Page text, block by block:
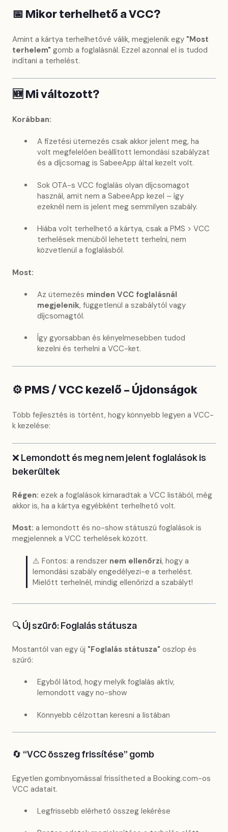
📅 Mikor terhelhető a VCC?
Amint a kártya terhelhetővé válik, megjelenik egy "Most
terhelem" gomb a foglalásnál. Ezzel azonnal el is tudod
indítani a terhelést.
🆕 Mi változott?
Korábban:
A fizetési ütemezés csak akkor jelent meg, ha
volt megfelelően beállított lemondási szabályzat
és a díjcsomag is SabeeApp által kezelt volt.
Sok OTA-s VCC foglalás olyan díjcsomagot
használ, amit nem a SabeeApp kezel – így
ezeknél nem is jelent meg semmilyen szabály.
Hiába volt terhelhető a kártya, csak a PMS > VCC
terhelések menüből lehetett terhelni, nem
közvetlenül a foglalásból.
Most:
Az ütemezés minden VCC foglalásnál
megjelenik, függetlenül a szabálytól vagy
díjcsomagtól.
Így gyorsabban és kényelmesebben tudod
kezelni és terhelni a VCC-ket.
⚙️ PMS / VCC kezelő – Újdonságok
Több fejlesztés is történt, hogy könnyebb legyen a VCC-
k kezelése:
❌ Lemondott és meg nem jelent foglalások is
bekerültek
Régen: ezek a foglalások kimaradtak a VCC listából, még
akkor is, ha a kártya egyébként terhelhető volt.
Most: a lemondott és no-show státuszú foglalások is
megjelennek a VCC terhelések között.
⚠️ Fontos: a rendszer nem ellenőrzi, hogy a
lemondási szabály engedélyezi-e a terhelést.
Mielőtt terhelnél, mindig ellenőrizd a szabályt!
🔍 Új szűrő: Foglalás státusza
Mostantól van egy új "Foglalás státusza" oszlop és
szűrő:
Egyből látod, hogy melyik foglalás aktív,
lemondott vagy no-show
Könnyebb célzottan keresni a listában
🔄 “VCC összeg frissítése” gomb
Egyetlen gombnyomással frissítheted a Booking.com-os
VCC adatait.
Legfrissebb elérhető összeg lekérése